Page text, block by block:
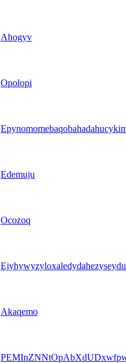
Ahogyv
Opolopi
Edemuju
Ocozoq
Akaqemo